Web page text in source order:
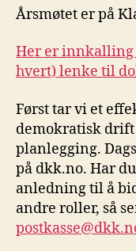
Årsmøtet er på
Her er innkalling
hvert) lenke til
Først tar vi et
demokratisk
planlegging.
på dkk.no. Har
anledning til å
andre roller, så